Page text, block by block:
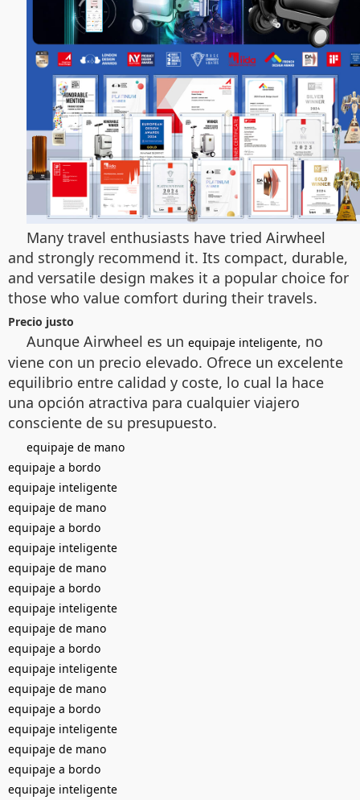
Many travel enthusiasts have tried Airwheel
and strongly recommend it. Its compact, durable,
and versatile design makes it a popular choice for
those who value comfort during their travels.
Precio justo
Aunque Airwheel es un equipaje inteligente, no
viene con un precio elevado. Ofrece un excelente
equilibrio entre calidad y coste, lo cual la hace
una opción atractiva para cualquier viajero
consciente de su presupuesto.
equipaje de mano
equipaje a bordo
equipaje inteligente
equipaje de mano
equipaje a bordo
equipaje inteligente
equipaje de mano
equipaje a bordo
equipaje inteligente
equipaje de mano
equipaje a bordo
equipaje inteligente
equipaje de mano
equipaje a bordo
equipaje inteligente
equipaje de mano
equipaje a bordo
equipaje inteligente